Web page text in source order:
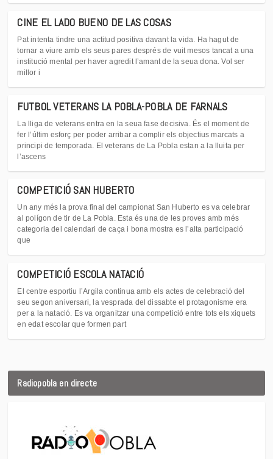
CINE EL LADO BUENO DE LAS COSAS
Pat intenta tindre una actitud positiva davant la vida. Ha hagut de
tornar a viure amb els seus pares després de vuit mesos tancat a una
institució mental per haver agredit l’amant de la seua dona. Vol ser
millor i
FUTBOL VETERANS LA POBLA-POBLA DE FARNALS
La lliga de veterans entra en la seua fase decisiva. És el moment de
fer l’últim esforç per poder arribar a complir els objectius marcats a
principi de temporada. El veterans de La Pobla estan a la lluita per
l’ascens
COMPETICIÓ SAN HUBERTO
Un any més la prova final del campionat San Huberto es va celebrar
al polígon de tir de La Pobla. Esta és una de les proves amb més
categoria del calendari de caça i bona mostra es l’alta participació
que
COMPETICIÓ ESCOLA NATACIÓ
El centre esportiu l’Argila continua amb els actes de celebració del
seu segon aniversari, la vesprada del dissabte el protagonisme era
per a la natació. Es va organitzar una competició entre tots els xiquets
en edat escolar que formen part
Radiopobla en directe